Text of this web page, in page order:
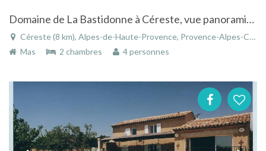
Domaine de La Bastidonne à Céreste, vue panoramique sur le Luberon, 4 Mas de charme avec piscines, 15 km d'Apt et Roussillon
Céreste (8 km), Alpes-de-Haute-Provence, Provence-Alpes-Côte d'Azur, France
Mas
2 chambres 4 personnes